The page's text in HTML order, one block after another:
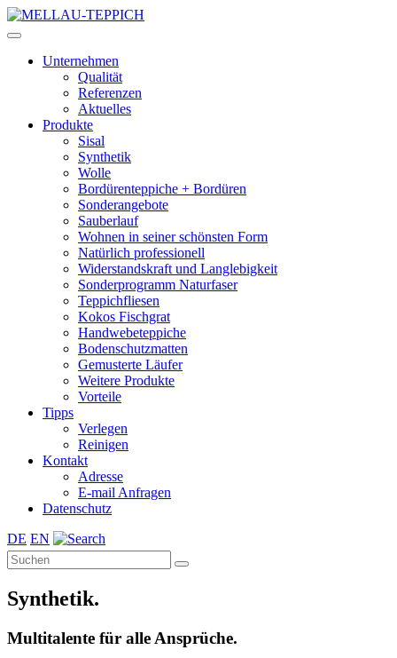
Unternehmen
Qualität
Referenzen
Aktuelles
Produkte
Sisal
Synthetik
Wolle
Bordürenteppiche + Bordüren
Sonderangebote
Sauberlauf
Wohnen in seiner schönsten Form
Natürlich professionell
Widerstandskraft und Langlebigkeit
Sonderprogramm Naturfaser
Teppichfliesen
Kokos Fischgrat
Handwebeteppiche
Bodenschutzmatten
Gemusterte Läufer
Weitere Produkte
Vorteile
Tipps
Verlegen
Reinigen
Kontakt
Adresse
E-mail Anfragen
Datenschutz
DE EN
Synthetik.
Multitalente für alle Ansprüche.